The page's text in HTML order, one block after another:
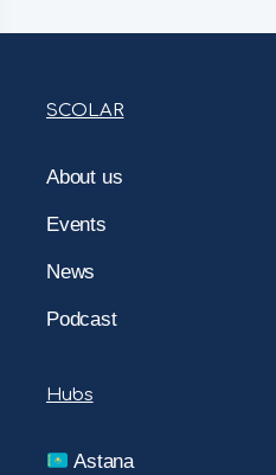
SCOLAR
About us
Events
News
Podcast
Hubs
Astana